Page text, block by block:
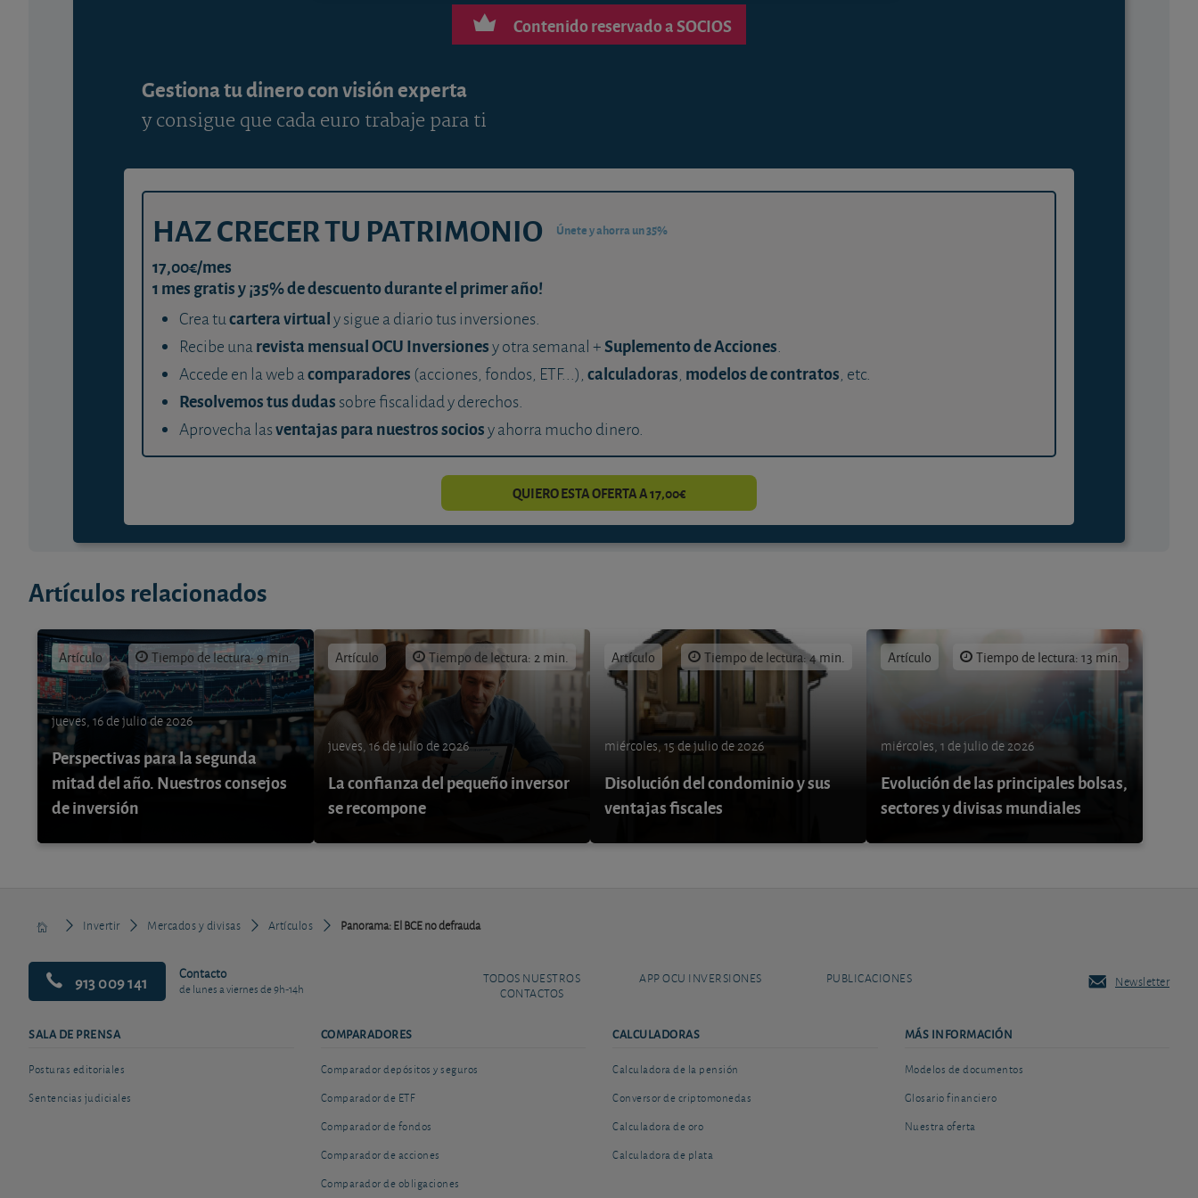
Contenido reservado a SOCIOS
Gestiona tu dinero con visión experta
y consigue que cada euro trabaje para ti
HAZ CRECER TU PATRIMONIO Únete y ahorra un 35%
17,00€/mes
1 mes gratis y ¡35% de descuento durante el primer año!
Crea tucartera virtualy sigue a diario tus inversiones.
Recibe unarevista mensual OCU Inversionesy otra semanal +Suplemento de Acciones.
Accede en la web acomparadores (acciones, fondos, ETF...), calculadoras, modelos de contratos, etc.
Resolvemos tus dudas sobre fiscalidad y derechos.
Aprovecha lasventajas para nuestros sociosy ahorra mucho dinero.
QUIERO ESTA OFERTA A 17,00€
Artículos relacionados
Artículo Tiempo de lectura: 9 min.
jueves, 16 de julio de 2026
Perspectivas para la segunda
mitad del año. Nuestros consejos
de inversión
Artículo Tiempo de lectura: 2 min.
jueves, 16 de julio de 2026
La confianza del pequeño inversor
se recompone
Artículo Tiempo de lectura: 4 min.
miércoles, 15 de julio de 2026
Disolución del condominio y sus
ventajas fiscales
Artículo Tiempo de lectura: 13 min.
miércoles, 1 de julio de 2026
Evolución de las principales bolsas,
sectores y divisas mundiales
Invertir Mercados y divisas Artículos Panorama: El BCE no defrauda
913 009 141 Contacto
de lunes a viernes de 9h-14h
TODOS NUESTROS
CONTACTOS
APP OCU INVERSIONES PUBLICACIONES Newsletter
SALA DE PRENSA
Posturas editoriales
Sentencias judiciales
COMPARADORES
Comparador depósitos y seguros
Comparador de ETF
Comparador de fondos
Comparador de acciones
Comparador de obligaciones
CALCULADORAS
Calculadora de la pensión
Conversor de criptomonedas
Calculadora de oro
Calculadora de plata
MÁS INFORMACIÓN
Modelos de documentos
Glosario financiero
Nuestra oferta